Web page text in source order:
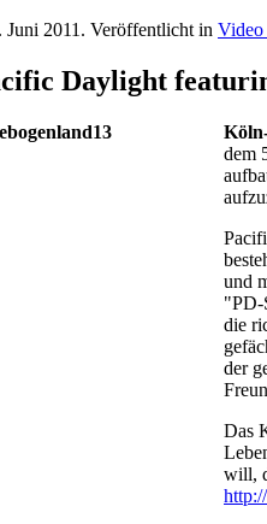
Juni 2011 . Veröffentlicht in Video
Daylight
dem
und
"PD-
die
der
Das
will,